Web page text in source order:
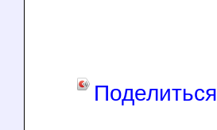
Поделиться